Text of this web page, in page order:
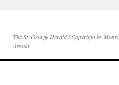
The St. George Herald / Copyright by Monty
Arnold